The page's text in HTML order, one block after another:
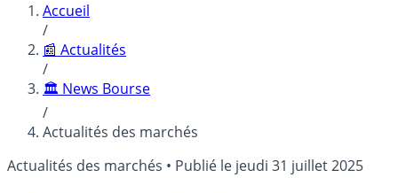
Accueil
/
📰 Actualités
/
🏛️ News Bourse
/
Actualités des marchés
Actualités des marchés • Publié le jeudi 31 juillet 2025